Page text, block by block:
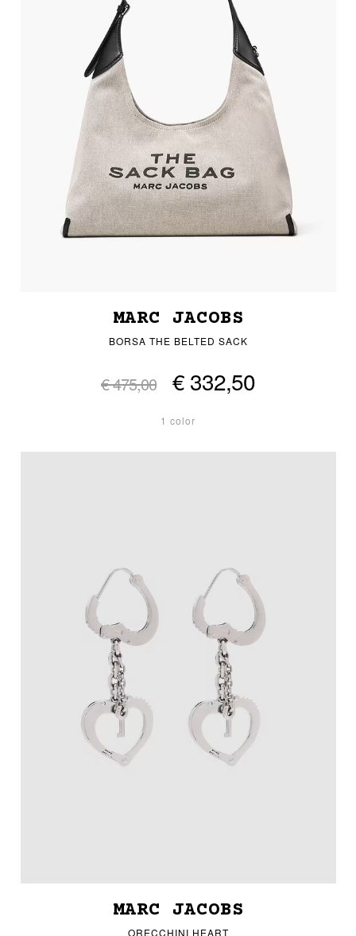
MARC JACOBS
BORSA THE BELTED SACK
€ 475,00 € 332,50
1 color
MARC JACOBS
ORECCHINI HEART